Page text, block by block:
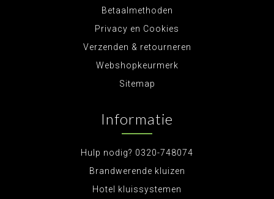
Betaalmethoden
Privacy en Cookies
Verzenden & retourneren
Webshopkeurmerk
Sitemap
Informatie
Hulp nodig? 0320-748074
Brandwerende kluizen
Hotel kluissystemen